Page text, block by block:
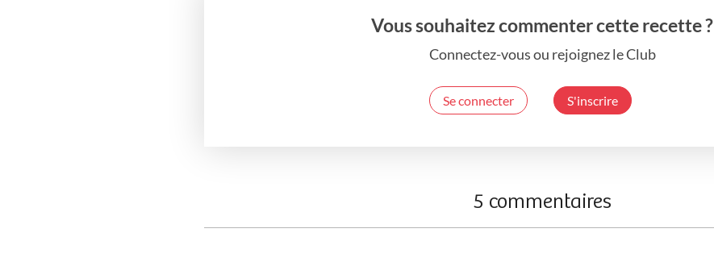
Vous souhaitez commenter cette recette ?
Connectez-vous ou rejoignez le Club
Se connecter S'inscrire
5 commentaires